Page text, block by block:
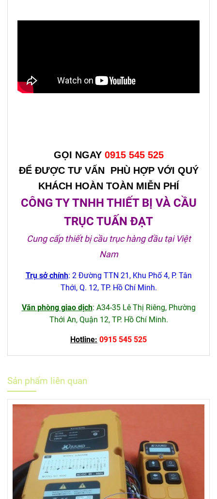
GỌI NGAY 0915 545 525
ĐỂ ĐƯỢC TƯ VẤN PHÙ HỢP VỚI QUÝ
KHÁCH HOÀN TOÀN MIỄN PHÍ
CÔNG TY TNHH THIẾT BỊ VÀ CẦU
TRỤC TUẤN ĐẠT
Cung cấp thiết bị cầu trục hàng đầu tại Việt
Nam
Trụ sở chính: 2 Đường TTN 21, Khu Phố 4, P. Tân
Thới, Q. 12, TP. Hồ Chí Minh.
Văn phòng giao dịch: A34-35 Lê Thị Riêng, Phường
Thới An, Quận 12, TP. Hồ Chí Minh.
Hotline: 0915 545 525
Sản phẩm liên quan